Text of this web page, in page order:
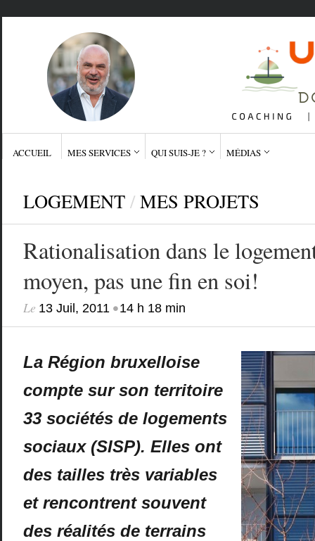
ACCUEIL MES SERVICES QUI SUIS-JE ? MÉDIAS
LOGEMENT / MES PROJETS
Rationalisation dans le
moyen, pas une fin en soi!
Le 13 Juil, 2011•14 h 18 min
La Région bruxelloise
compte sur son territoire
33 sociétés de logements
sociaux (SISP). Elles ont
des tailles très variables
et rencontrent souvent
des réalités de terrains